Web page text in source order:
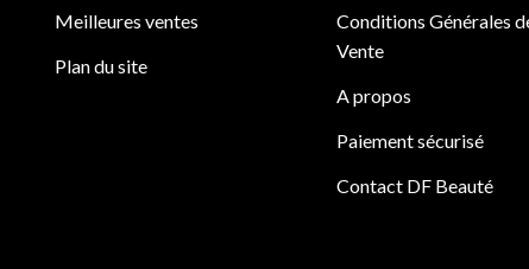
Meilleures ventes
Plan du site
Conditions Générales
Vente
A propos
Paiement sécurisé
Contact DF Beauté